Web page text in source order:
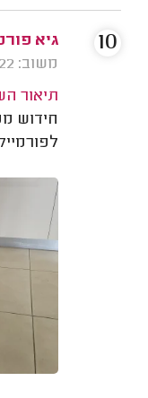
גיא
משוב: 01/09/2022
תיאור
חידוש
10